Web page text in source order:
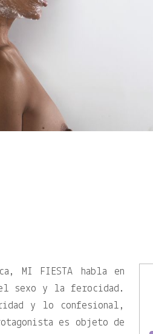
MI FIESTA habla en
sexo y la ferocidad.
y lo confesional,
es objeto de